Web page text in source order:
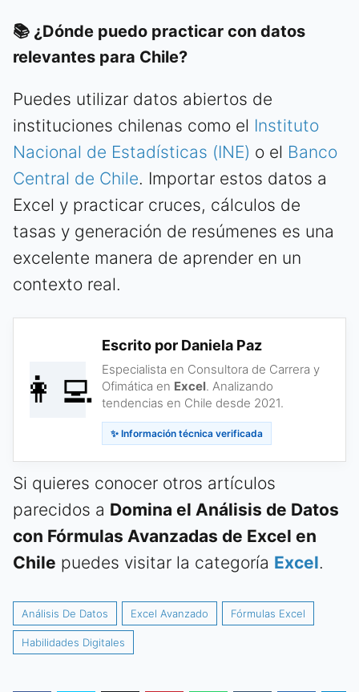
📚 ¿Dónde puedo practicar con datos
relevantes para Chile?
Puedes utilizar datos abiertos de
instituciones chilenas como el Instituto
Nacional de Estadísticas (INE) o el Banco
Central de Chile. Importar estos datos a
Excel y practicar cruces, cálculos de
tasas y generación de resúmenes es una
excelente manera de aprender en un
contexto real.
👩‍💻
Escrito por Daniela Paz
Especialista en Consultora de Carrera y
Ofimática en Excel. Analizando
tendencias en Chile desde 2021.
✨ Información técnica verificada
Si quieres conocer otros artículos
parecidos a Domina el Análisis de Datos
con Fórmulas Avanzadas de Excel en
Chile puedes visitar la categoría Excel.
Análisis De Datos Excel Avanzado Fórmulas Excel
Habilidades Digitales